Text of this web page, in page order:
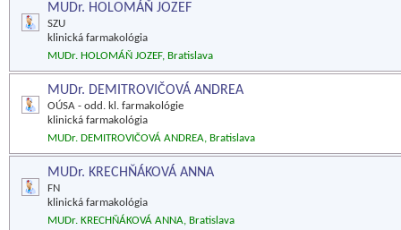
MUDr. HOLOMÁŇ JOZEF
SZU
klinická farmakológia
MUDr. HOLOMÁŇ JOZEF, Bratislava
MUDr. DEMITROVIČOVÁ ANDREA
OÚSA - odd. kl. farmakológie
klinická farmakológia
MUDr. DEMITROVIČOVÁ ANDREA, Bratislava
MUDr. KRECHŇÁKOVÁ ANNA
FN
klinická farmakológia
MUDr. KRECHŇÁKOVÁ ANNA, Bratislava